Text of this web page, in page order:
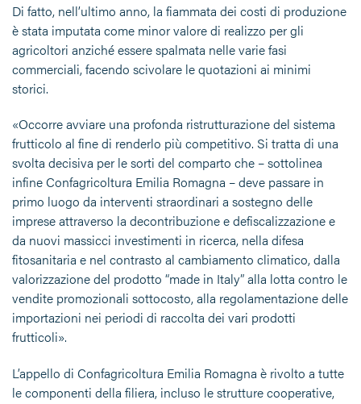
Di fatto, nell’ultimo anno, la fiammata dei costi di produzione
è stata imputata come minor valore di realizzo per gli
agricoltori anziché essere spalmata nelle varie fasi
commerciali, facendo scivolare le quotazioni ai minimi
storici.
«Occorre avviare una profonda ristrutturazione del sistema
frutticolo al fine di renderlo più competitivo. Si tratta di una
svolta decisiva per le sorti del comparto che – sottolinea
infine Confagricoltura Emilia Romagna – deve passare in
primo luogo da interventi straordinari a sostegno delle
imprese attraverso la decontribuzione e defiscalizzazione e
da nuovi massicci investimenti in ricerca, nella difesa
fitosanitaria e nel contrasto al cambiamento climatico, dalla
valorizzazione del prodotto “made in Italy” alla lotta contro le
vendite promozionali sottocosto, alla regolamentazione delle
importazioni nei periodi di raccolta dei vari prodotti
frutticoli».
L’appello di Confagricoltura Emilia Romagna è rivolto a tutte
le componenti della filiera, incluso le strutture cooperative,